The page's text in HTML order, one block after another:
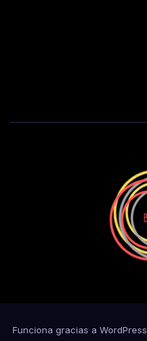
Funciona gracias a WordPress